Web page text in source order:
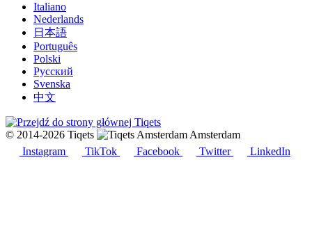
Italiano
Nederlands
日本語
Português
Polski
Русский
Svenska
中文
© 2014-2026 Tiqets
Amsterdam
Instagram
TikTok Facebook Twitter LinkedIn